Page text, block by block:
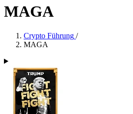
MAGA
Crypto Führung /
MAGA